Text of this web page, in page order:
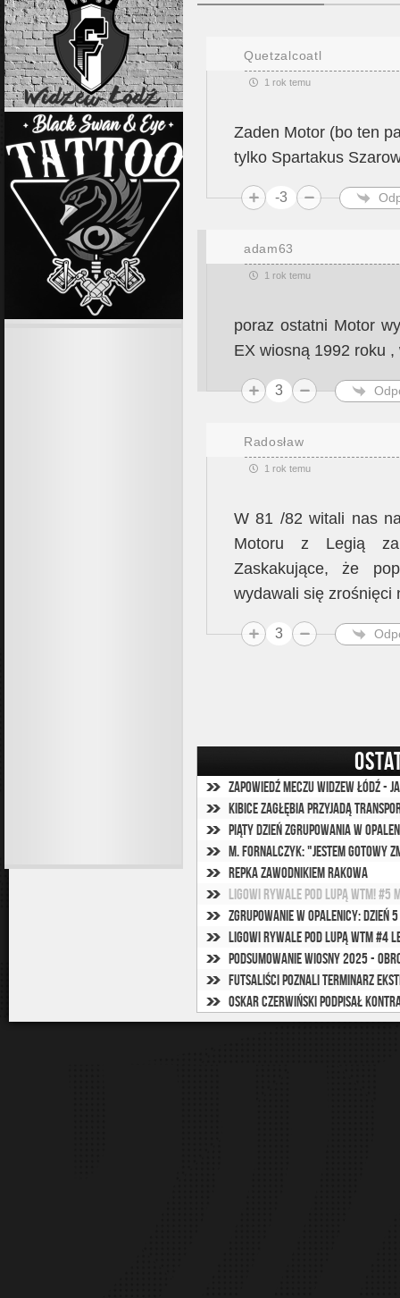
Quetzalcoatl
1 rok temu
Zaden Motor (bo ten
tylko Spartakus
-3
adam63
1 rok temu
poraz ostatni Motor
EX wiosną 1992 roku
3
Radosław
1 rok temu
W 81 /82 witali nas
Motoru z Legią
Zaskakujące, że
wydawali się zrośnięci
3
Zapowiedź meczu Widzew Łódź -
Kibice Zagłębia przyjadą
Piąty dzień zgrupowania w
M. Fornalczyk: "Jestem gotowy
Repka zawodnikiem Rakowa
Ligowi rywale pod lupą WTM! #5
Zgrupowanie w Opalenicy: Dzień 5
Ligowi rywale pod lupą WTM #4
Podsumowanie wiosny 2025 -
Futsaliści poznali terminarz
Oskar Czerwiński podpisał